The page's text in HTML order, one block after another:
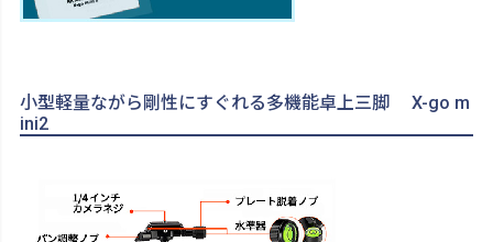
小型軽量ながら剛性にすぐれる多機能卓上三脚 X-go m
ini2